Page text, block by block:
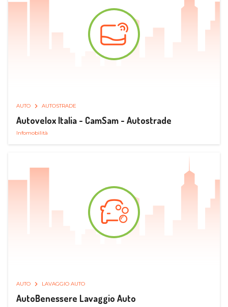
AUTO AUTOSTRADE
Autovelox Italia - CamSam - Autostrade
Infomobilità
AUTO LAVAGGIO AUTO
AutoBenessere Lavaggio Auto